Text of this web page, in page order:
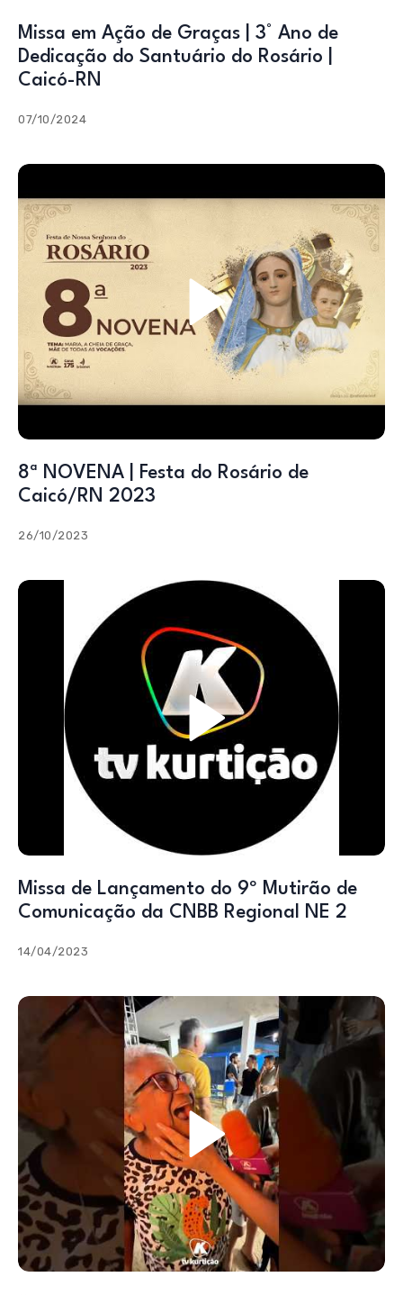
Missa em Ação de Graças | 3° Ano de
Dedicação do Santuário do Rosário |
Caicó-RN
07/10/2024
8ª NOVENA | Festa do Rosário de
Caicó/RN 2023
26/10/2023
Missa de Lançamento do 9º Mutirão de
Comunicação da CNBB Regional NE 2
14/04/2023